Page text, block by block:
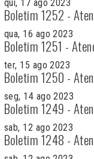
qui, 17 ago 2023
Boletim 1252 -
qua, 16 ago 2023
Boletim 1251 -
ter, 15 ago 2023
Boletim 1250 -
seg, 14 ago 2023
Boletim 1249 -
sab, 12 ago 2023
Boletim 1248 -